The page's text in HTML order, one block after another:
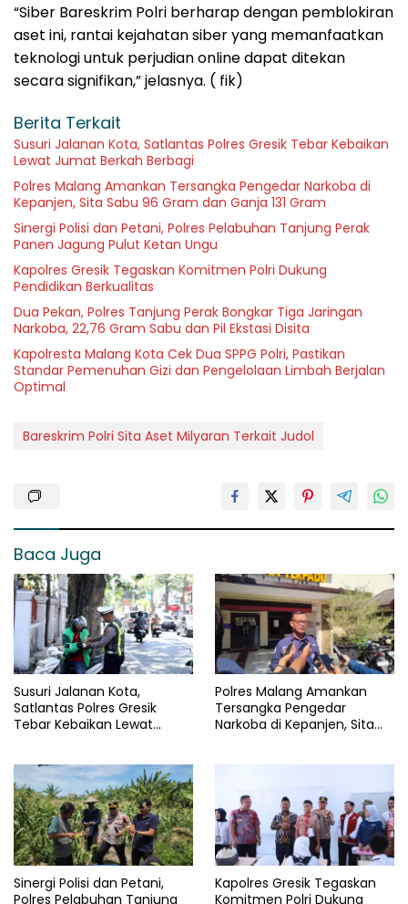
“Siber Bareskrim Polri berharap dengan pemblokiran
aset ini, rantai kejahatan siber yang memanfaatkan
teknologi untuk perjudian online dapat ditekan
secara signifikan,” jelasnya. ( fik)
Berita Terkait
Susuri Jalanan Kota, Satlantas Polres Gresik Tebar Kebaikan
Lewat Jumat Berkah Berbagi
Polres Malang Amankan Tersangka Pengedar Narkoba di
Kepanjen, Sita Sabu 96 Gram dan Ganja 131 Gram
Sinergi Polisi dan Petani, Polres Pelabuhan Tanjung Perak
Panen Jagung Pulut Ketan Ungu
Kapolres Gresik Tegaskan Komitmen Polri Dukung
Pendidikan Berkualitas
Dua Pekan, Polres Tanjung Perak Bongkar Tiga Jaringan
Narkoba, 22,76 Gram Sabu dan Pil Ekstasi Disita
Kapolresta Malang Kota Cek Dua SPPG Polri, Pastikan
Standar Pemenuhan Gizi dan Pengelolaan Limbah Berjalan
Optimal
Bareskrim Polri Sita Aset Milyaran Terkait Judol
Baca Juga
Susuri Jalanan Kota,
Satlantas Polres Gresik
Tebar Kebaikan Lewat
Polres Malang Amankan
Tersangka Pengedar
Narkoba di Kepanjen, Sita
Sinergi Polisi dan Petani,
Polres Pelabuhan Tanjung
Kapolres Gresik Tegaskan
Komitmen Polri Dukung